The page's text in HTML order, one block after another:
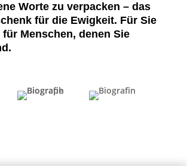
Worte zu verpacken – das
für die Ewigkeit. Für Sie
Menschen, denen Sie